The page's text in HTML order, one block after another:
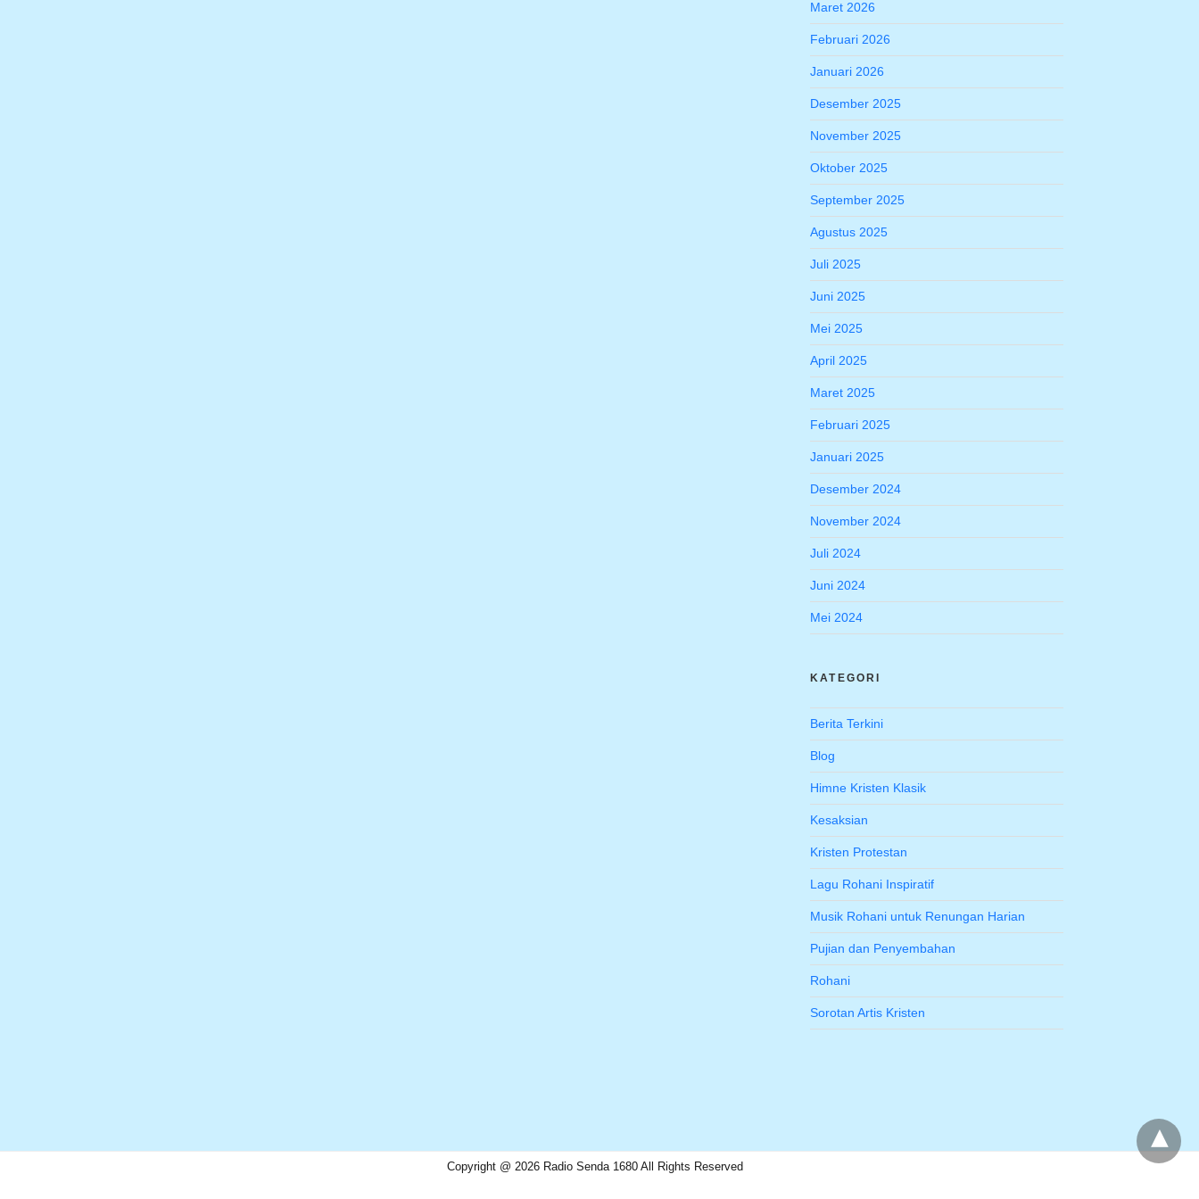
Maret 2026
Februari 2026
Januari 2026
Desember 2025
November 2025
Oktober 2025
September 2025
Agustus 2025
Juli 2025
Juni 2025
Mei 2025
April 2025
Maret 2025
Februari 2025
Januari 2025
Desember 2024
November 2024
Juli 2024
Juni 2024
Mei 2024
KATEGORI
Berita Terkini
Blog
Himne Kristen Klasik
Kesaksian
Kristen Protestan
Lagu Rohani Inspiratif
Musik Rohani untuk Renungan Harian
Pujian dan Penyembahan
Rohani
Sorotan Artis Kristen
Copyright @ 2026 Radio Senda 1680 All Rights Reserved